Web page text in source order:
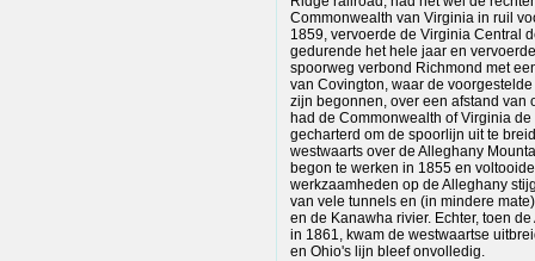
Commonwealth van Virginia in ruil
1859, vervoerde de Virginia Central
gedurende het hele jaar en
spoorweg verbond Richmond met
van Covington, waar de
zijn begonnen, over een afstand van
had de Commonwealth of Virginia
gecharterd om de spoorlijn uit te
westwaarts over de Alleghany
begon te werken in 1855 en
werkzaamheden op de Alleghany
van vele tunnels en (in mindere
en de Kanawha rivier. Echter, toen
in 1861, kwam de westwaartse
en Ohio's lijn bleef onvolledig.